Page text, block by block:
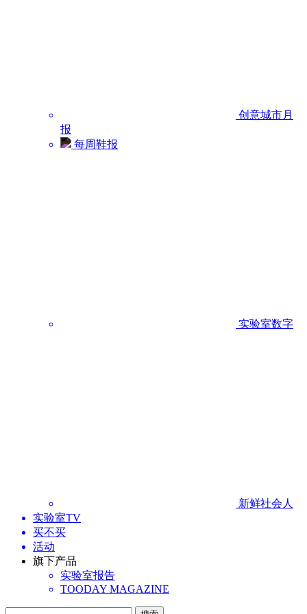
创意城市月
报
每周鞋报
实验室数字
新鲜社会人
实验室TV
买不买
活动
旗下产品
实验室报告
TOODAY MAGAZINE